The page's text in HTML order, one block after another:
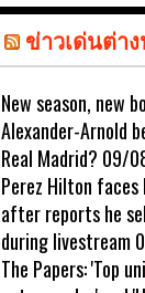
ข่าวเด่นต่า
New season, new
Alexander-Arnold
Real Madrid? 09/
Perez Hilton faces
after reports he
during livestream
The Papers: 'Top